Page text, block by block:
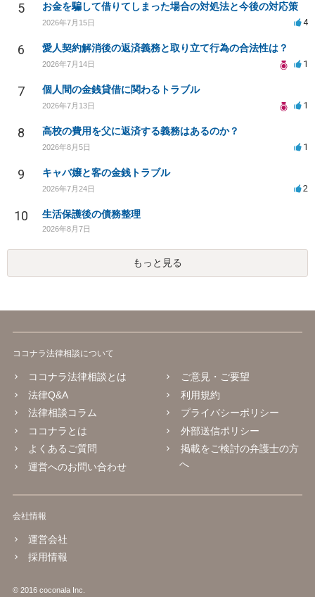
5 お金を騙して借りてしまった場合の対処法と今後の対応策
2026年7月15日 4
6 愛人契約解消後の返済義務と取り立て行為の合法性は？
2026年7月14日 1
7 個人間の金銭貸借に関わるトラブル
2026年7月13日 1
8 高校の費用を父に返済する義務はあるのか？
2026年8月5日 1
9 キャバ嬢と客の金銭トラブル
2026年7月24日 2
10 生活保護後の債務整理
2026年8月7日
もっと見る
ココナラ法律相談について
ココナラ法律相談とは
法律Q&A
法律相談コラム
ココナラとは
よくあるご質問
運営へのお問い合わせ
ご意見・ご要望
利用規約
プライバシーポリシー
外部送信ポリシー
掲載をご検討の弁護士の方
へ
会社情報
運営会社
採用情報
© 2016 coconala Inc.